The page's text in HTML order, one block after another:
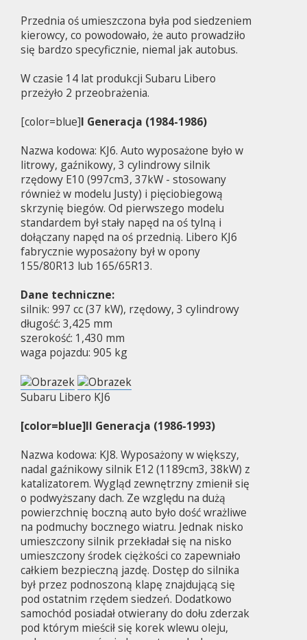
Przednia oś umieszczona była pod siedzeniem
kierowcy, co powodowało, że auto prowadziło
się bardzo specyficznie, niemal jak autobus.
W czasie 14 lat produkcji Subaru Libero
przeżyło 2 przeobrażenia.
[color=blue]I Generacja (1984-1986)
Nazwa kodowa: KJ6. Auto wyposażone było w
litrowy, gaźnikowy, 3 cylindrowy silnik
rzędowy E10 (997cm3, 37kW - stosowany
również w modelu Justy) i pięciobiegową
skrzynię biegów. Od pierwszego modelu
standardem był stały napęd na oś tylną i
dołączany napęd na oś przednią. Libero KJ6
fabrycznie wyposażony był w opony
155/80R13 lub 165/65R13.
Dane techniczne:
silnik: 997 cc (37 kW), rzędowy, 3 cylindrowy
długość: 3,425 mm
szerokość: 1,430 mm
waga pojazdu: 905 kg
Subaru Libero KJ6
[color=blue]II Generacja (1986-1993)
Nazwa kodowa: KJ8. Wyposażony w większy,
nadal gaźnikowy silnik E12 (1189cm3, 38kW) z
katalizatorem. Wygląd zewnętrzny zmienił się
o podwyższany dach. Ze względu na dużą
powierzchnię boczną auto było dość wrażliwe
na podmuchy bocznego wiatru. Jednak nisko
umieszczony silnik przekładał się na nisko
umieszczony środek ciężkości co zapewniało
całkiem bezpieczną jazdę. Dostęp do silnika
był przez podnoszoną klapę znajdującą się
pod ostatnim rzędem siedzeń. Dodatkowo
samochód posiadał otwierany do dołu zderzak
pod którym mieścił się korek wlewu oleju,